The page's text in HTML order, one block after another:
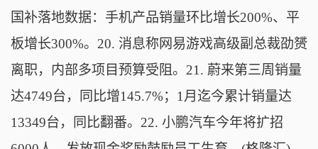
国补落地数据：手机产品销量环比增长200%、平
板增长300%。20. 消息称网易游戏高级副总裁劭赟
离职，内部多项目预算受阻。21. 蔚来第三周销量
达4749台，同比增145.7%；1月迄今累计销量达
13349台，同比翻番。22. 小鹏汽车今年将扩招